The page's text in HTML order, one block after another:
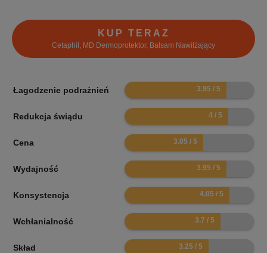
KUP TERAZ
Cetaphil, MD Dermoprotektor, Balsam Nawilżający
Łagodzenie podrażnień 7.9
Redukcja świądu 8
Cena 6.1
Wydajność 7.9
Konsystencja 8.1
Wchłanialność 7.4
Skład 6.5